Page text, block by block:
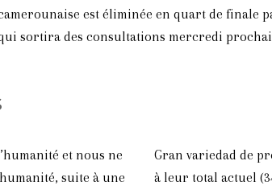
est éliminée en quart de
sortira des consultations mercredi
et nous ne
suite à une
Gran variedad de
à leur total actuel